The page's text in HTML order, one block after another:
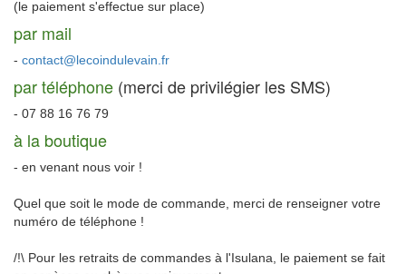
(le paiement s'effectue sur place)
par mail
- contact@lecoindulevain.fr
par téléphone (merci de privilégier les SMS)
- 07 88 16 76 79
à la boutique
- en venant nous voir !
Quel que soit le mode de commande, merci de renseigner votre
numéro de téléphone !
/!\ Pour les retraits de commandes à l'Isulana, le paiement se fait